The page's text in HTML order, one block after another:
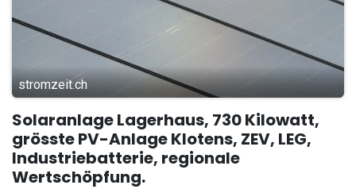
stromzeit.ch
Solaranlage Lagerhaus, 730 Kilowatt,
grösste PV-Anlage Klotens, ZEV, LEG,
Industriebatterie, regionale
Wertschöpfung.